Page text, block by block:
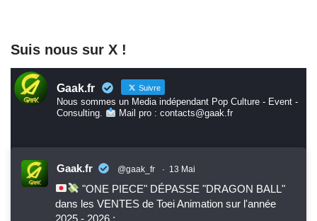
Suis nous sur X !
Gaak.fr Suivre
Nous sommes un Media indépendant Pop Culture - Event -
Consulting.
Mail pro : contacts@gaak.fr
Gaak.fr @gaak_fr · 13 Mai
"ONE PIECE" DÉPASSE "DRAGON BALL"
dans les VENTES de Toei Animation sur l'année
2025 - 2026 :